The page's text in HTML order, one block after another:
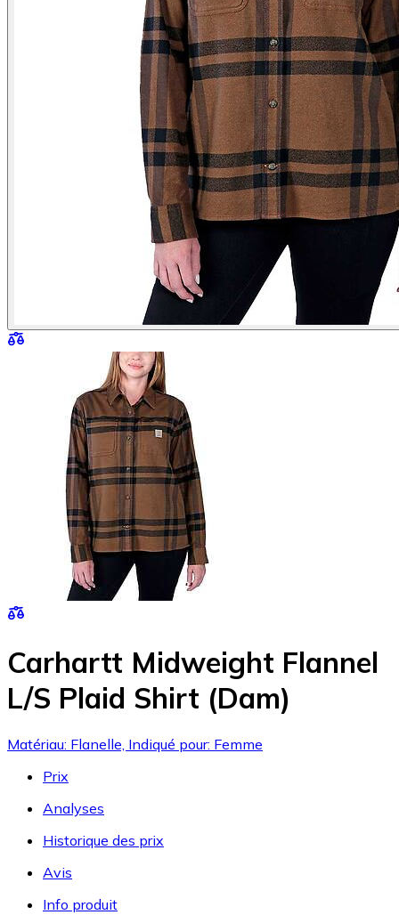
Carhartt Midweight Flannel
L/S Plaid Shirt (Dam)
Matériau: Flanelle, Indiqué pour: Femme
Prix
Analyses
Historique des prix
Avis
Info produit